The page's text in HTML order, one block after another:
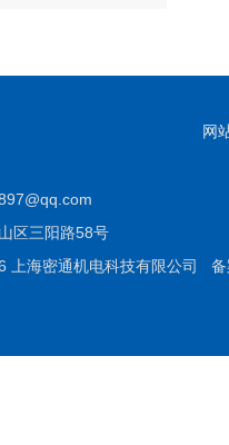
网
区三阳路58号
上海密通机电科技有限公司